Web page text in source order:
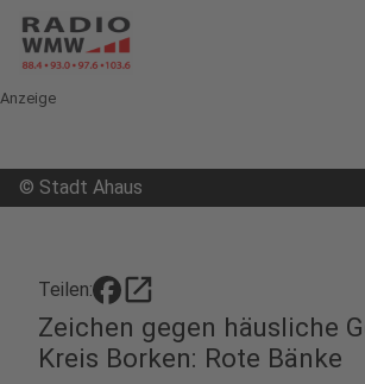
Anzeige
© Stadt Ahaus
Teilen: open_in_new
Zeichen gegen häusliche
Kreis Borken: Rote Bänke